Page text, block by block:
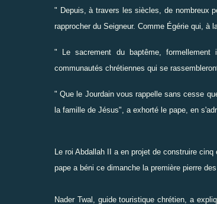
" Depuis, à travers les siècles, de nombreux
rapprocher du Seigneur. Comme Égérie qui,
" Le sacrement du baptême,
communautés chrétiennes qui se
" Que le Jourdain vous rappelle sans cesse
la famille de Jésus", a exhorté le pape, en
Le roi Abdallah II a en projet de construire
pape a béni ce dimanche la première pierre
Nader Twal, guide touristique chrétien, a